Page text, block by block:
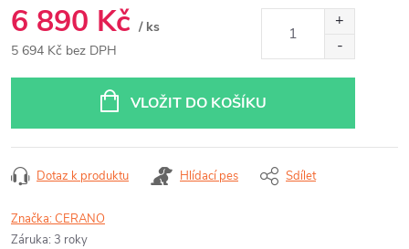
6 890 Kč / ks
5 694 Kč bez DPH
VLOŽIT DO KOŠÍKU
Dotaz k produktu Hlídací pes Sdílet
Značka:CERANO
Záruka: 3 roky